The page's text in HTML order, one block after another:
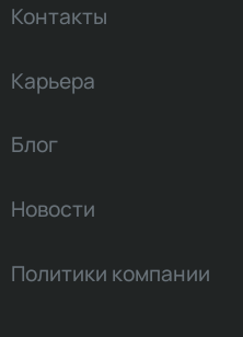
Контакты
Карьера
Блог
Новости
Политики компании